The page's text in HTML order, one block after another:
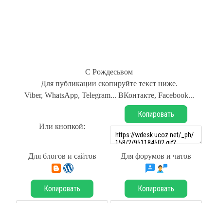
С Рождесьвом
Для публикации скопируйте текст ниже.
Viber, WhatsApp, Telegram... ВКонтакте, Facebook...
Или кнопкой:
Копировать
Для блогов и сайтов Для форумов и чатов
Копировать Копировать